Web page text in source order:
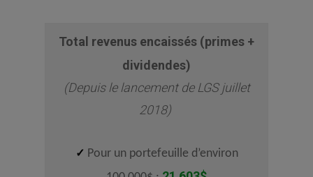
Total revenus encaissés (primes +
dividendes)
(Depuis le lancement de LGS juillet
2018)
✓ Pour un portefeuille d’environ